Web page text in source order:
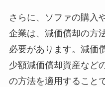
さらに、ソファの購入
企業は、減価償却の方
必要があります。減価
少額減価償却資産など
の方法を適用すること